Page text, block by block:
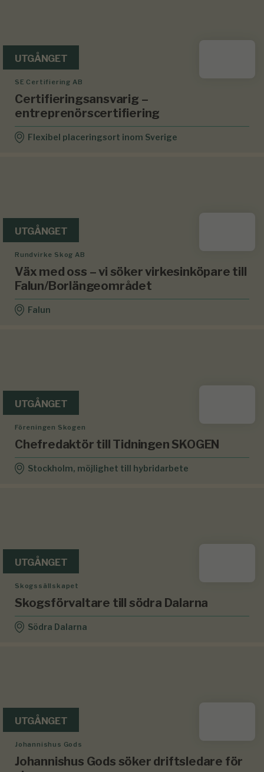
UTGÅNGET
SE Certifiering AB
Certifieringsansvarig –
entreprenörscertifiering
Flexibel placeringsort inom Sverige
UTGÅNGET
Rundvirke Skog AB
Väx med oss – vi söker virkesinköpare till
Falun/Borlängeområdet
Falun
UTGÅNGET
Föreningen Skogen
Chefredaktör till Tidningen SKOGEN
Stockholm, möjlighet till hybridarbete
UTGÅNGET
Skogssällskapet
Skogsförvaltare till södra Dalarna
Södra Dalarna
UTGÅNGET
Johannishus Gods
Johannishus Gods söker driftsledare för